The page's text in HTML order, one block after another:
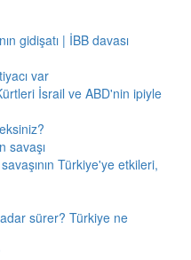
gidişatı | İBB davası
var
İsrail ve ABD'nin ipiyle
savaşı
Türkiye'ye etkileri,
sürer? Türkiye ne